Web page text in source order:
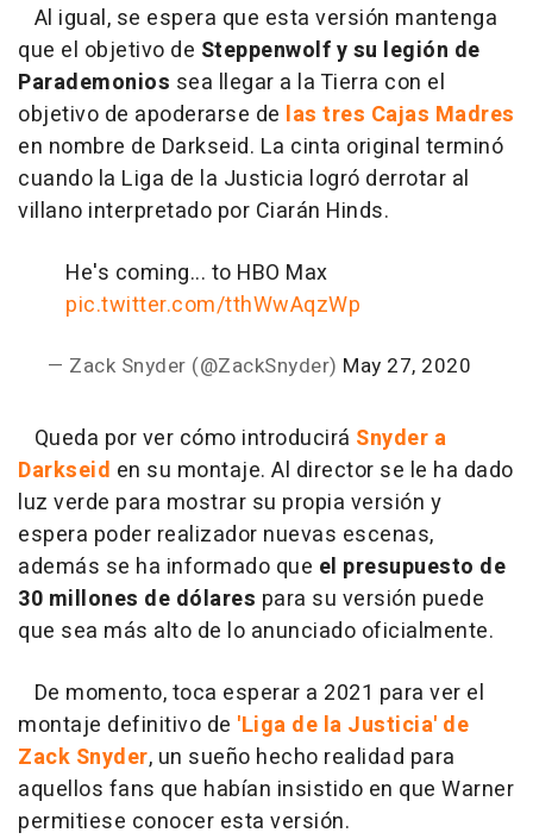
Al igual, se espera que esta versión mantenga
que el objetivo de Steppenwolf y su legión de
Parademonios sea llegar a la Tierra con el
objetivo de apoderarse de las tres Cajas Madres
en nombre de Darkseid. La cinta original terminó
cuando la Liga de la Justicia logró derrotar al
villano interpretado por Ciarán Hinds.
He's coming... to HBO Max
pic.twitter.com/tthWwAqzWp
— Zack Snyder (@ZackSnyder) May 27, 2020
Queda por ver cómo introducirá Snyder a
Darkseid en su montaje. Al director se le ha dado
luz verde para mostrar su propia versión y
espera poder realizador nuevas escenas,
además se ha informado que el presupuesto de
30 millones de dólares para su versión puede
que sea más alto de lo anunciado oficialmente.
De momento, toca esperar a 2021 para ver el
montaje definitivo de 'Liga de la Justicia' de
Zack Snyder, un sueño hecho realidad para
aquellos fans que habían insistido en que Warner
permitiese conocer esta versión.